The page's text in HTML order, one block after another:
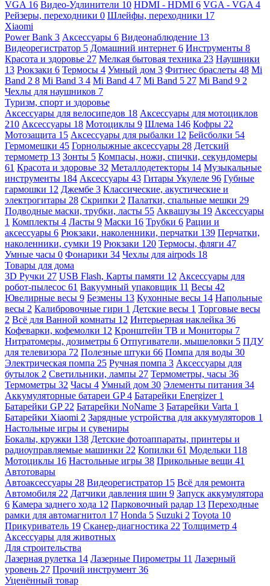
VGA 16 Видео-Удлинители 10 HDMI - HDMI 6 VGA - VGA 4
Рейзеры, переходники 0 Шлейфы, переходники 17
Xiaomi
Power Bank 3 Аксессуары 6 Видеонаблюдение 13
Видеорегистратор 5 Домашний интернет 6 Инструменты 8
Красота и здоровье 27 Мелкая бытовая техника 23 Наушники
13 Рюкзаки 6 Термосы 4 Умный дом 3 Фитнес браслеты 48 Mi
Band 2 8 Mi Band 3 4 Mi Band 4 7 Mi Band 5 27 Mi Band 9 2
Чехлы для наушников 7
Туризм, спорт и здоровье
Аксессуары для велосипедов 18 Аксессуары для мотоциклов
210 Аксессуары 18 Мотоциклы 9 Шлема 146 Кофры 22
Мотозащита 15 Аксессуары для рыбалки 12 Бейсболки 54
Гермомешки 45 Горнолыжные аксессуары 28 Детский
термометр 13 Зонты 5 Компасы, ножи, спички, секундомеры
61 Красота и здоровье 32 Металлодетекторы 14 Музыкальные
инструменты 184 Аксессуары 43 Гитары Укулеле 96 Губные
гармошки 12 Джембе 3 Классические, акустические и
электрогитары 28 Скрипки 2 Палатки, спальные мешки 29
Подводные маски, трубки, ласты 55 Аквашузы 19 Аксессуары
1 Комплекты 4 Ласты 9 Маски 16 Трубки 6 Рации и
аксессуары 6 Рюкзаки, наколенники, перчатки 139 Перчатки,
наколенники, сумки 19 Рюкзаки 120 Термосы, фляги 47
Умные часы 0 Фонарики 34 Чехлы для airpods 18
Товары для дома
3D Ручки 27 USB Flash, Карты памяти 12 Аксессуары для
робот-пылесос 61 Вакуумный упаковщик 11 Весы 42
Ювелирные весы 9 Безмены 13 Кухонные весы 14 Напольные
весы 2 Калибровочные гири 1 Детские весы 1 Торговые весы
2 Всё для Ванной комнаты 12 Интерьерная наклейка 36
Кофеварки, кофемолки 12 Кронштейн ТВ и Мониторы 7
Нитратомеры, дозиметры 6 Отпугиватели, мышеловки 5 ПДУ
для телевизора 72 Полезные штуки 66 Помпа для воды 30
Электрическая помпа 25 Ручная помпа 3 Аксессуары для
бутылок 2 Светильники, лампы 27 Термометры, часы 36
Термометры 32 Часы 4 Умный дом 30 Элементы питания 34
Аккумуляторные батареи GP4 Батарейки Energizer 1
Батарейки GP 22 Батарейки NoName 3 Батарейки Varta 1
Батарейки Xiaomi 2 Зарядные устройства для аккумуляторов 1
Настольные игры и сувениры
Бокалы, кружки 138 Детские фотоаппараты, принтеры и
радиоуправляемые машинки 22 Копилки 61 Модельки 118
Мотоциклы 16 Настольные игры 38 Прикольные вещи 41
Автотовары
Автоаксессуары 28 Видеорегистратор 15 Всё для ремонта
Автомобиля 22 Датчики давления шин 9 Запуск аккумулятора
6 Камера заднего хода 12 Парковочный радар 13 Переходные
рамки для автомагнитол 17 Honda 5 Suzuki 2 Toyota 10
Прикуриватель 19 Сканер-диагностика 22 Толщиметр 4
Аксессуары для животных
Для строительства
Лазерная рулетка 14 Лазерные Пирометры 11 Лазерный
уровень 27 Прочий инструмент 36
Уценённый товар